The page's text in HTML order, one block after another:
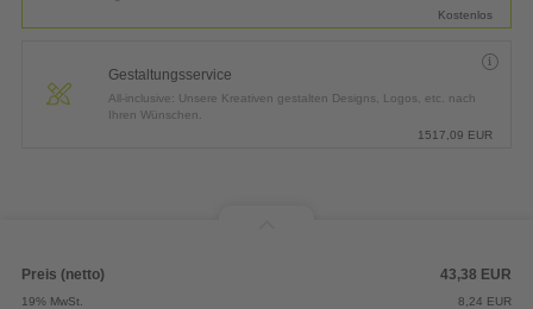
Kostenlos
Gestaltungsservice
All-inclusive: Unsere Kreativen gestalten Designs, Logos, etc. nach
Ihren Wünschen.
1517,09 EUR
Preis (netto) 43,38 EUR
19% MwSt. 8,24 EUR